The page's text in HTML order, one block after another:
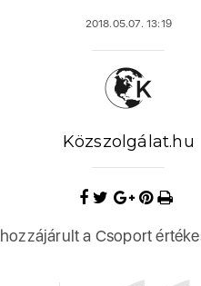
2018.05.07. 13:19
Közszolgálat.hu
hozzájárult a Csoport